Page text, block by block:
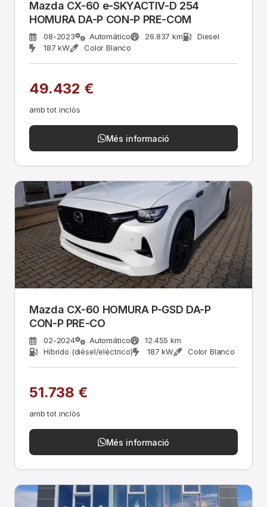
Mazda CX-60 e-SKYACTIV-D 254
HOMURA DA-P CON-P PRE-COM
08-2023 Automático 26.837 km
Diesel
187 kW
Color Blanco
49.432 €
amb tot inclòs
Més informació
Mazda CX-60 HOMURA P-GSD DA-P
CON-P PRE-CO
02-2024 Automático
12.455 km
Híbrido (diésel/eléctrico)
187 kW Color Blanco
51.738 €
amb tot inclòs
Més informació